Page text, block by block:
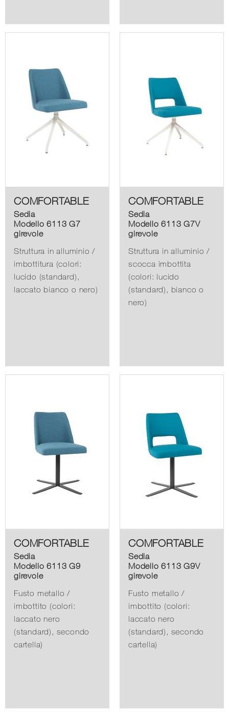
COMFORTABLE
Sedia
Modello 6113 G7
girevole
Struttura in alluminio /
imbottitura (colori:
lucido (standard),
laccato bianco o nero)
COMFORTABLE
Sedia
Modello 6113 G7V
girevole
Struttura in alluminio /
scocca imbottita
(colori: lucido
(standard), bianco o
nero)
COMFORTABLE
Sedia
Modello 6113 G9
girevole
Fusto metallo /
imbottito (colori:
laccato nero
(standard), secondo
cartella)
COMFORTABLE
Sedia
Modello 6113 G9V
girevole
Fusto metallo /
imbottito (colori:
laccato nero
(standard), secondo
cartella)